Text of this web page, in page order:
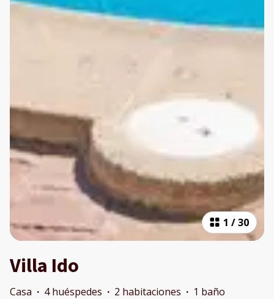
1 /30
Villa Ido
Casa · 4 huéspedes · 2 habitaciones · 1 baño